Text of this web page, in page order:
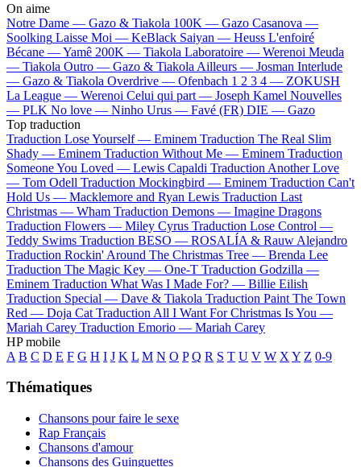
On aime
Notre Dame — Gazo & Tiakola 100K — Gazo Casanova —
Soolking Laisse Moi — KeBlack Saiyan — Heuss L'enfoiré
Bécane —Yamê 200K — Tiakola Laboratoire — Werenoi Meuda
— Tiakola Outro — Gazo & Tiakola Ailleurs — Josman Interlude
— Gazo & Tiakola Overdrive — Ofenbach 1 2 3 4 — ZOKUSH
La League — Werenoi Celui qui part — Joseph Kamel Nouvelles
— PLK No love — Ninho Urus — Favé (FR) DIE — Gazo
Top traduction
Traduction Lose Yourself — Eminem Traduction The Real Slim
Shady — Eminem Traduction Without Me — Eminem Traduction
Someone You Loved — Lewis Capaldi Traduction Another Love
— Tom Odell Traduction Mockingbird — Eminem Traduction Can't
Hold Us — Macklemore and Ryan Lewis Traduction Last
Christmas — Wham Traduction Demons — Imagine Dragons
Traduction Flowers — Miley Cyrus Traduction Lose Control —
Teddy Swims Traduction BESO — ROSALÍA & Rauw Alejandro
Traduction Rockin' Around The Christmas Tree — Brenda Lee
Traduction The Magic Key — One-T Traduction Godzilla —
Eminem Traduction What Was I Made For? — Billie Eilish
Traduction Special — Dave & Tiakola Traduction Paint The Town
Red — Doja Cat Traduction All I Want For Christmas Is You —
Mariah Carey Traduction Emorio — Mariah Carey
HP mobile
A B C D E F G H I J K L M N O P Q R S T U V W X Y Z 0-9
Thématiques
Chansons pour faire le sexe
Rap Français
Chansons d'amour
Chansons des Guinguettes